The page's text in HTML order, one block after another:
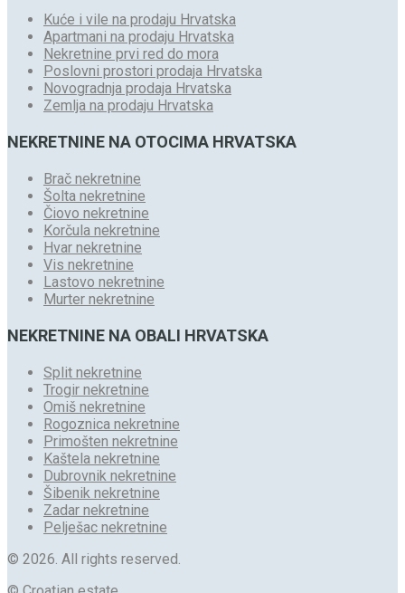
Kuće i vile na prodaju Hrvatska
Apartmani na prodaju Hrvatska
Nekretnine prvi red do mora
Poslovni prostori prodaja Hrvatska
Novogradnja prodaja Hrvatska
Zemlja na prodaju Hrvatska
NEKRETNINE NA OTOCIMA HRVATSKA
Brač nekretnine
Šolta nekretnine
Čiovo nekretnine
Korčula nekretnine
Hvar nekretnine
Vis nekretnine
Lastovo nekretnine
Murter nekretnine
NEKRETNINE NA OBALI HRVATSKA
Split nekretnine
Trogir nekretnine
Omiš nekretnine
Rogoznica nekretnine
Primošten nekretnine
Kaštela nekretnine
Dubrovnik nekretnine
Šibenik nekretnine
Zadar nekretnine
Pelješac nekretnine
© 2026. All rights reserved.